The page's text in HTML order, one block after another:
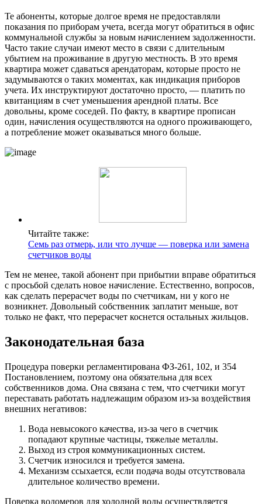
Те абоненты, которые долгое время не предоставляли
показания по приборам учета, всегда могут обратиться в офис
коммунальной службы за новым начислением задолженности.
Часто такие случаи имеют место в связи с длительным
убытием на проживание в другую местность. В это время
квартира может сдаваться арендаторам, которые просто не
задумываются о таких моментах, как индикация приборов
учета. Их инструктируют достаточно просто, — платить по
квитанциям в счет уменьшения арендной платы. Все
довольны, кроме соседей. По факту, в квартире прописан
один, начисления осуществляются на одного проживающего,
а потребление может оказываться много больше.
Читайте также:
Семь раз отмерь, или что лучше — поверка или замена
счетчиков воды
Тем не менее, такой абонент при прибытии вправе обратиться
с просьбой сделать новое начисление. Естественно, вопросов,
как сделать перерасчет воды по счетчикам, ни у кого не
возникнет. Довольный собственник заплатит меньше, вот
только не факт, что перерасчет коснется остальных жильцов.
Законодательная база
Процедура поверки регламентирована ФЗ-261, 102, и 354
Постановлением, поэтому она обязательна для всех
собственников дома. Она связана с тем, что счетчики могут
переставать работать надлежащим образом из-за воздействия
внешних негативов:
Вода невысокого качества, из-за чего в счетчик
попадают крупные частицы, тяжелые металлы.
Выход из строя коммуникационных систем.
Счетчик износился и требуется замена.
Механизм ссыхается, если подача воды отсутствовала
длительное количество времени.
Поверка водомеров для холодной воды осуществляется